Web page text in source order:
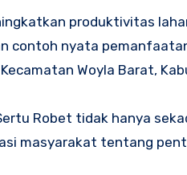
produktivitas
contoh nyata
Woyla Barat,
Robet tidak hanya
masyarakat tentang